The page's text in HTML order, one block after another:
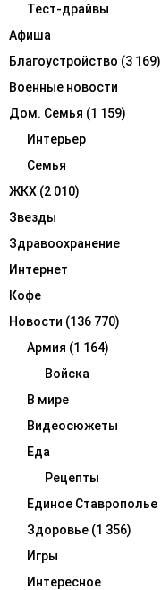
Тест-драйвы
Афиша
Благоустройство (3 169)
Военные новости
Дом. Семья (1 159)
Интерьер
Семья
ЖКХ (2 010)
Звезды
Здравоохранение
Интернет
Кофе
Новости (136 770)
Армия (1 164)
Войска
В мире
Видеосюжеты
Еда
Рецепты
Единое Ставрополье
Здоровье (1 356)
Игры
Интересное